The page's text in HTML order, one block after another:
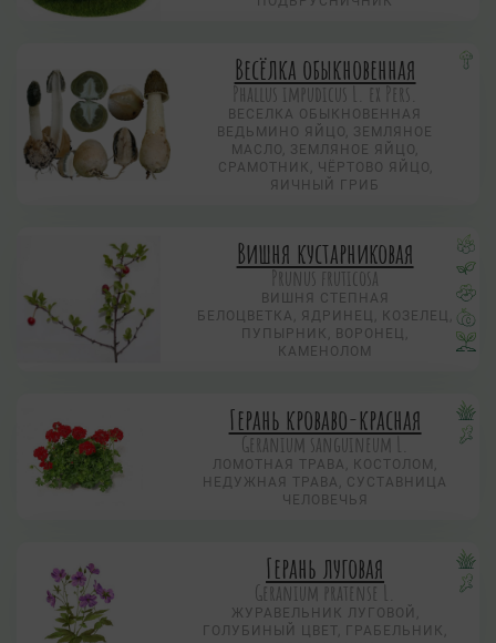
Весёлка обыкновенная
Phallus impudicus L. ex Pers.
ВЕСЕЛКА ОБЫКНОВЕННАЯ
ВЕДЬМИНО ЯЙЦО, ЗЕМЛЯНОЕ
МАСЛО, ЗЕМЛЯНОЕ ЯЙЦО,
СРАМОТНИК, ЧЁРТОВО ЯЙЦО,
ЯИЧНЫЙ ГРИБ
Вишня кустарниковая
Prunus fruticosa
ВИШНЯ СТЕПНАЯ
БЕЛОЦВЕТКА, ЯДРИНЕЦ, КОЗЕЛЕЦ,
ПУПЫРНИК, ВОРОНЕЦ,
КАМЕНОЛОМ
Герань кроваво-красная
Geranium sanguineum L.
ЛОМОТНАЯ ТРАВА, КОСТОЛОМ,
НЕДУЖНАЯ ТРАВА, СУСТАВНИЦА
ЧЕЛОВЕЧЬЯ
Герань луговая
Geranium pratense L.
ЖУРАВЕЛЬНИК ЛУГОВОЙ,
ГОЛУБИНЫЙ ЦВЕТ, ГРАБЕЛЬНИК,